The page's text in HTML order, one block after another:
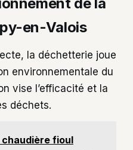
de la
en-Valois
la déchetterie joue
environnementale du
vise l’efficacité et la
déchets.
fioul